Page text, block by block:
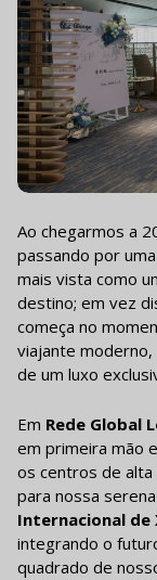
Ao chegarmos a
passando por
mais vista como
destino; em vez
começa no
viajante moderno,
de um luxo
Em Rede Global
em primeira mão
os centros de alta
para nossa
Internacional de
integrando o
quadrado de